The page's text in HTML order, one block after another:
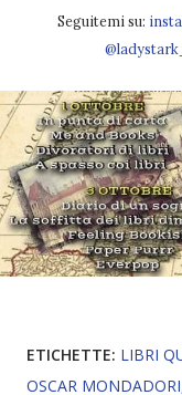
Seguitemi su:
ETICHETTE: LIBRI
OSCAR MONDADORI